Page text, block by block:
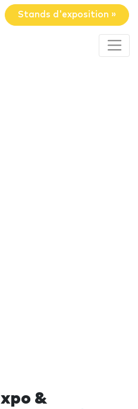
Stands d'exposition »
&